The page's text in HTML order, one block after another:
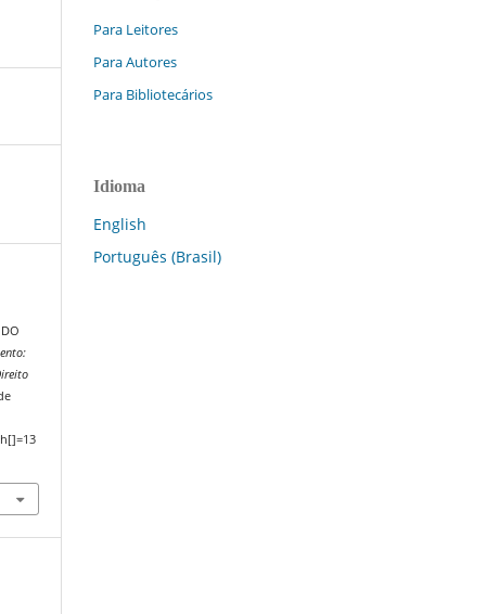
Para Leitores
Para Autores
Para Bibliotecários
Idioma
English
Português (Brasil)